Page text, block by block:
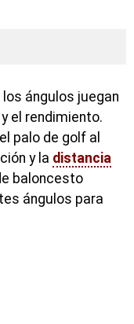
ángulos juegan
el rendimiento.
palo de golf al
y la distancia
baloncesto
ángulos para